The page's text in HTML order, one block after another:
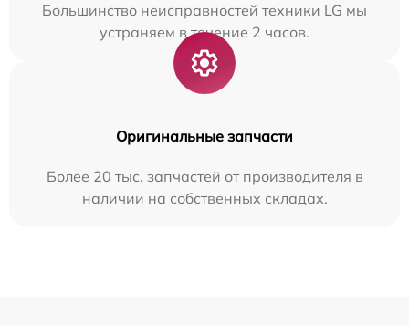
Большинство неисправностей техники LG мы
устраняем в течение 2 часов.
Оригинальные запчасти
Более 20 тыс. запчастей от производителя в
наличии на собственных складах.